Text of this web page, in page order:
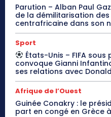
Parution – Alban Paul
de la démilitarisation
centrafricaine dans son
Sport
États-Unis – FIFA
convoque Gianni
ses relations avec
Afrique de l’Ouest
Guinée Conakry : le
part en congé en Grèce